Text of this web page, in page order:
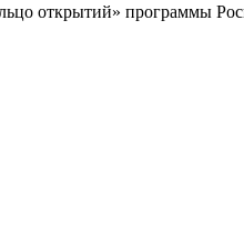
открытий» программы